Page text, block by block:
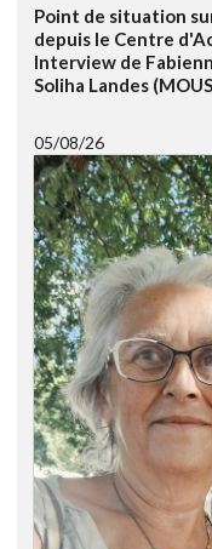
Point de situation
depuis le Centre
Interview de
Soliha Landes
05/08/26